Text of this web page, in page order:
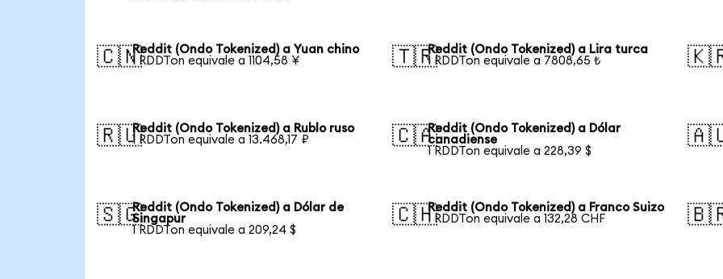
🇨🇳Reddit (Ondo Tokenized) a Yuan chino
1 RDDTon equivale a 1104,58 ¥
🇹🇷Reddit (Ondo Tokenized) a Lira turca
1 RDDTon equivale a 7808,65 ₺
🇷🇺Reddit (Ondo Tokenized) a Rublo ruso
1 RDDTon equivale a 13.468,17 ₽
🇨🇦Reddit (Ondo Tokenized) a Dólar
canadiense
1 RDDTon equivale a 228,39 $
🇸🇬Reddit (Ondo Tokenized) a Dólar de
Singapur
1 RDDTon equivale a 209,24 $
🇨🇭Reddit (Ondo Tokenized) a Franco Suizo
1 RDDTon equivale a 132,28 CHF